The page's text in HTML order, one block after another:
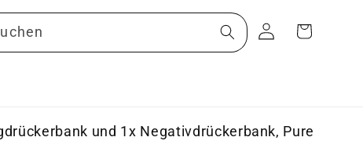
EinloggenWarenkorb
und 1x Negativdrückerbank, Pure